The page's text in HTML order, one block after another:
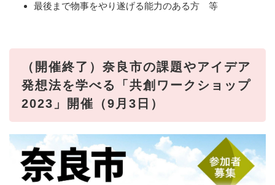
最後まで物事をやり遂げる能力のある方 等
（開催終了）奈良市の課題やアイデア
発想法を学べる「 共創ワークショップ
2023」開催（9月3日）